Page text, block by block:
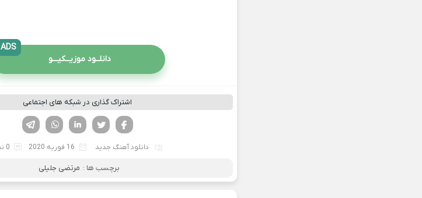
دانلــود موزیــکیـــو
ADS
اشتراک گذاری در شبکه های اجتماعی
لینکدین تویتر
فیسوک
دانلود آهنگ جدید 16 فوریه 2020 0 نظر
برچسب ها : مرتضی جلیلی